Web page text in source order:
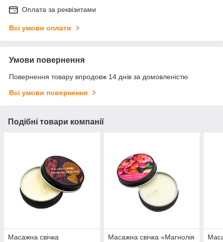
Оплата за реквізитами
Всі умови оплати
Умови повернення
Повернення товару впродовж 14 днів за домовленістю
Всі умови повернення
Подібні товари компанії
Масажна свічка
Масажна свічка «Магнолія